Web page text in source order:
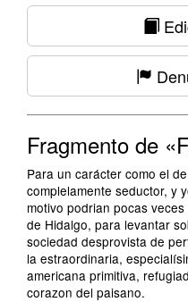
Fragmento de
Para un carácter como el
complelamente seductor, y
motivo podrian pocas
de Hidalgo, para levantar
sociedad desprovista de
la estraordinaria,
americana primitiva,
corazon del paisano.